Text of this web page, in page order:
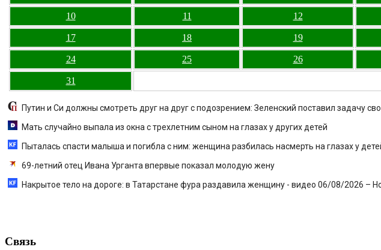
10 11 12
17 18 19
24 25 26
31
Путин и Си должны смотреть друг на друг с подозрением: Зеленский поставил задачу
Мать случайно выпала из окна с трехлетним сыном на глазах у других детей
Пыталась спасти малыша и погибла с ним: женщина разбилась насмерть на глазах у
69-летний отец Ивана Урганта впервые показал молодую жену
Накрытое тело на дороге: в Татарстане фура раздавила женщину - видео 06/08/2026 –
Связь